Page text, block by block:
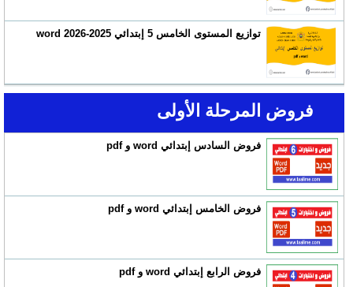
توازيع المستوى الخامس 5 إبتدائي 2025-2026 word
فروض المرحلة الأولى
فروض السادس إبتدائي word و pdf
فروض الخامس إبتدائي word و pdf
فروض الرابع إبتدائي word و pdf